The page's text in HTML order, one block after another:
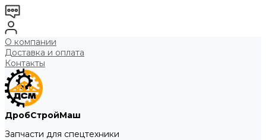
О компании
Доставка и оплата
Контакты
ДробСтройМаш
Запчасти для спецтехники